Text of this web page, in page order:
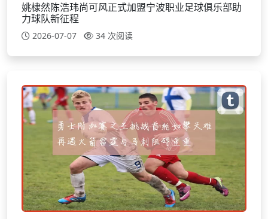
姚棣然陈浩玮尚可风正式加盟宁波职业足球俱乐部助
力球队新征程
2026-07-07 34 次阅读